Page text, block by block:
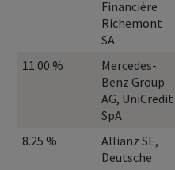
Financière
Richemont
SA
11.00 %
Mercedes-
Benz Group
AG, UniCredit
SpA
8.25 %
Allianz SE,
Deutsche